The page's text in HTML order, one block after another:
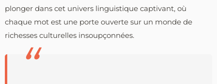
plonger dans cet univers linguistique captivant, où
chaque mot est une porte ouverte sur un monde de
richesses culturelles insoupçonnées.